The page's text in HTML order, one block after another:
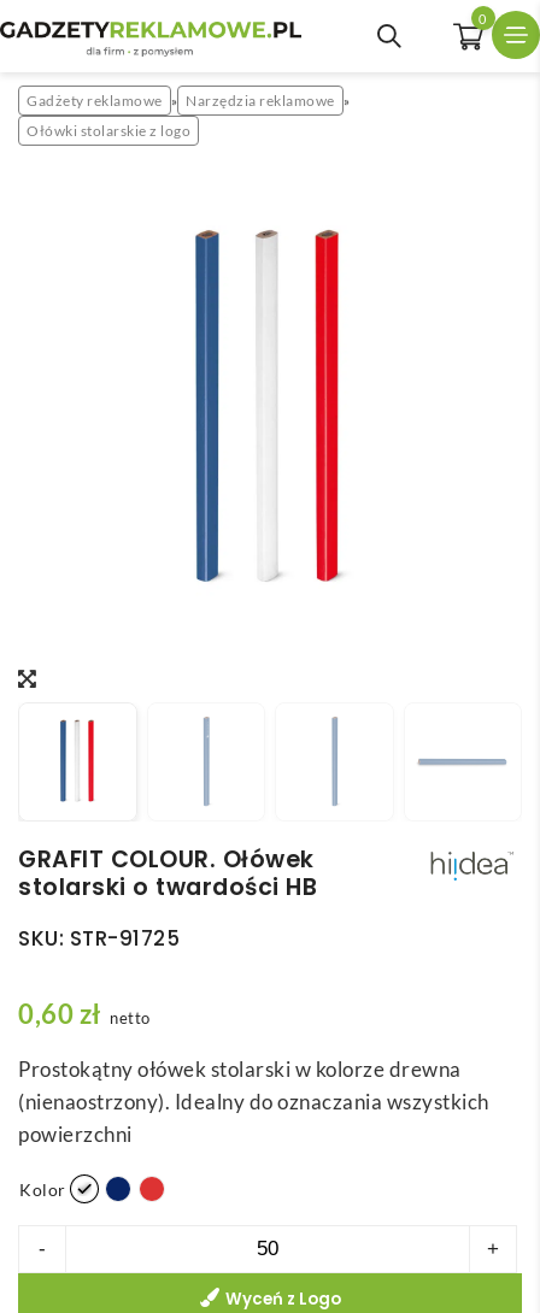
0
Gadżety reklamowe » Narzędzia reklamowe »
Ołówki stolarskie z logo
GRAFIT COLOUR. Ołówek
stolarski o twardości HB
SKU: STR-91725
0,60zł netto
Prostokątny ołówek stolarski w kolorze drewna
(nienaostrzony). Idealny do oznaczania wszystkich
powierzchni
Kolor
-
GRAFIT
+
Wyceń z Logo